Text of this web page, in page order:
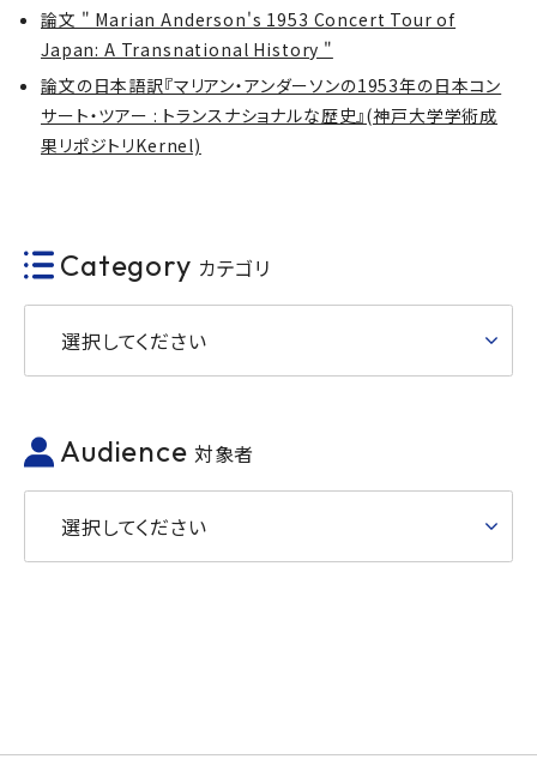
論文 " Marian Anderson's 1953 Concert Tour of
Japan: A Transnational History "
論文の日本語訳『マリアン・アンダーソンの1953年の日本コン
サート・ツアー : トランスナショナルな歴史』(神戸大学学術成
果リポジトリKernel)
Category カテゴリ
選択してください
Audience 対象者
選択してください